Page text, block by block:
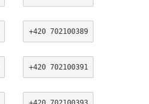
+420 702100389
+420 702100391